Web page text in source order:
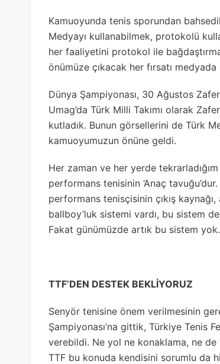
Kamuoyunda tenis sporundan
Medyayı kullanabilmek, protokolü
her faaliyetini protokol ile
önümüze çıkacak her fırsatı
Dünya Şampiyonası, 30 Ağustos
Umag’da Türk Milli Takımı olarak
kutladık. Bunun görsellerini de Türk
kamuoyumuzun önüne geldi.
Her zaman ve her yerde
performans tenisinin ‘Anaç
performans tenisçisinin çıkış
ballboy’luk sistemi vardı, bu sistem
Fakat günümüzde artık bu sistem yok.
TTF’DEN DESTEK BEKLİYORUZ
Senyör tenisine önem verilmesinin
Şampiyonası’na gittik, Türkiye Tenis
verebildi. Ne yol ne konaklama, ne
TTF bu konuda kendisini sorumlu da